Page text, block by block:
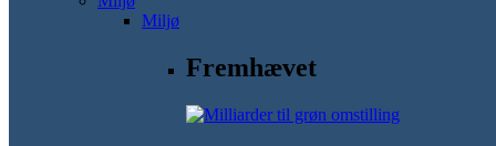
Miljø
Fremhævet